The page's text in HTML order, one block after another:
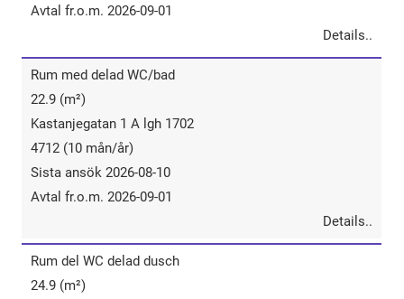
Avtal fr.o.m. 2026-09-01
Details..
Rum​ ​med​ ​delad​ ​WC/bad
22.9 (m²)
Kastanjegatan 1 A lgh 1702
4712 (10 mån/år)
Sista ansök 2026-08-10
Avtal fr.o.m. 2026-09-01
Details..
Rum​ ​del​ ​WC​ ​delad ​dusch
24.9 (m²)